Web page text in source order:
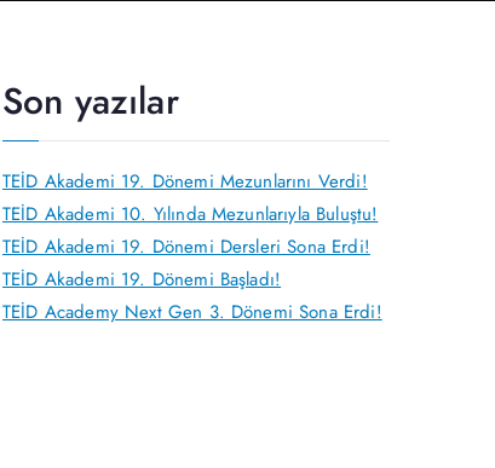
Son yazılar
TEİD Akademi 19. Dönemi Mezunlarını Verdi!
TEİD Akademi 10. Yılında Mezunlarıyla Buluştu!
TEİD Akademi 19. Dönemi Dersleri Sona Erdi!
TEİD Akademi 19. Dönemi Başladı!
TEİD Academy Next Gen 3. Dönemi Sona Erdi!